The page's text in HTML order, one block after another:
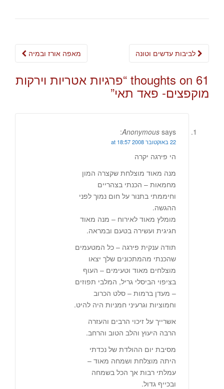
Post
מאפה אורז ובמיה
61 thoughts on “ פרגיות אטריות וירקות
מוקפצים- פאד תאי”
Anonymous says:
22 באוקטובר 2008 at 18:57
הי פירגה יקרה
מנה מאוד מוצלחת שקצרה המון
מחמאות – הכנתי בצהריים
וחיממתי בתנור על חום נמוך לפני
ההגשה.
מומלץ מאוד לאירוח – מנה מאוד
חגיגית ועשירה בטעם ובמראה.
תודה ענקית פירגה – כל המטעמים
שהכנתי מהמתכונים שלך יצאו
מוצלחים מאוד וטעימים – העוף
בציפוי הביסלי גריל, המלבי תפוזים
– מעדן ברמות – סלט הכרוב
וחמוציות וגרעיני חמניות היה להיט.
אשרייך על זיכוי הרבים והעזרה
הרבה היעוץ והלב הטוב והרחב.
מסיבת יום ההולדת של נכדתי
היתה מוצלחת ושמחה מאוד –
עמלתי רבות אך הכל בשמחה
ובכייף גדול.